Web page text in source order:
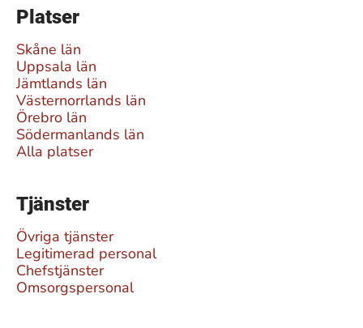
Platser
Skåne län
Uppsala län
Jämtlands län
Västernorrlands län
Örebro län
Södermanlands län
Alla platser
Tjänster
Övriga tjänster
Legitimerad personal
Chefstjänster
Omsorgspersonal